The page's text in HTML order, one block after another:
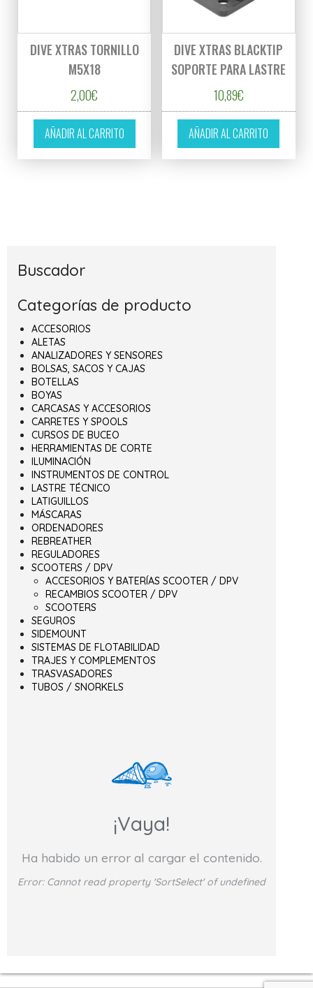
DIVE XTRAS TORNILLO
M5X18
2,00€
AÑADIR AL CARRITO
DIVE XTRAS BLACKTIP
SOPORTE PARA LASTRE
10,89€
AÑADIR AL CARRITO
Buscador
Categorías de producto
ACCESORIOS
ALETAS
ANALIZADORES Y SENSORES
BOLSAS, SACOS Y CAJAS
BOTELLAS
BOYAS
CARCASAS Y ACCESORIOS
CARRETES Y SPOOLS
CURSOS DE BUCEO
HERRAMIENTAS DE CORTE
ILUMINACIÓN
INSTRUMENTOS DE CONTROL
LASTRE TÉCNICO
LATIGUILLOS
MÁSCARAS
ORDENADORES
REBREATHER
REGULADORES
SCOOTERS / DPV
ACCESORIOS Y BATERÍAS SCOOTER / DPV
RECAMBIOS SCOOTER / DPV
SCOOTERS
SEGUROS
SIDEMOUNT
SISTEMAS DE FLOTABILIDAD
TRAJES Y COMPLEMENTOS
TRASVASADORES
TUBOS / SNORKELS
¡Vaya!
Ha habido un error al cargar el contenido.
Error: Cannot read property 'SortSelect' of undefined